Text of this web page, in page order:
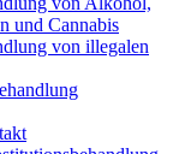
und Cannabis
von illegalen